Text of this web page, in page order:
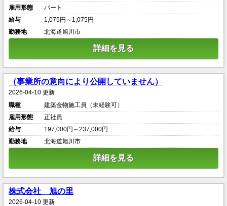
雇用形態
パート
給与
1,075円～1,075円
勤務地
北海道旭川市
詳細を見る
（事業所の意向により公開していません）
2026-04-10 更新
職種
建築金物施工員（未経験可）
雇用形態
正社員
給与
197,000円～237,000円
勤務地
北海道旭川市
詳細を見る
株式会社 旭の里
2026-04-10 更新